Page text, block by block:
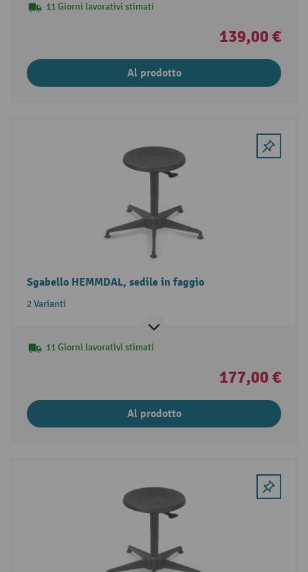
11 Giorni lavorativi stimati
139,00 €
Al prodotto
Sgabello HEMMDAL, sedile in faggio
2 Varianti
11 Giorni lavorativi stimati
177,00 €
Al prodotto